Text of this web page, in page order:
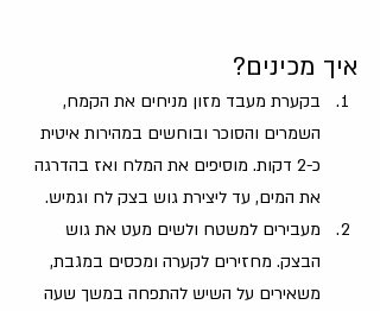
איך מכינים?
בקערת מעבד מזון מניחים את הקמח,
השמרים והסוכר ובוחשים במהירות איטית
כ-2 דקות. מוסיפים את המלח ואז בהדרגה
את המים, עד ליצירת גוש בצק לח וגמיש.
‏מעבירים למשטח ולשים מעט את גוש
הבצק. מחזירים לקערה ומכסים במגבת,
משאירים על השיש להתפחה במשך שעה